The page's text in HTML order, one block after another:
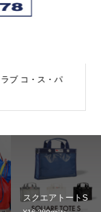
ブ コ・ス・パ
スクエアトートS